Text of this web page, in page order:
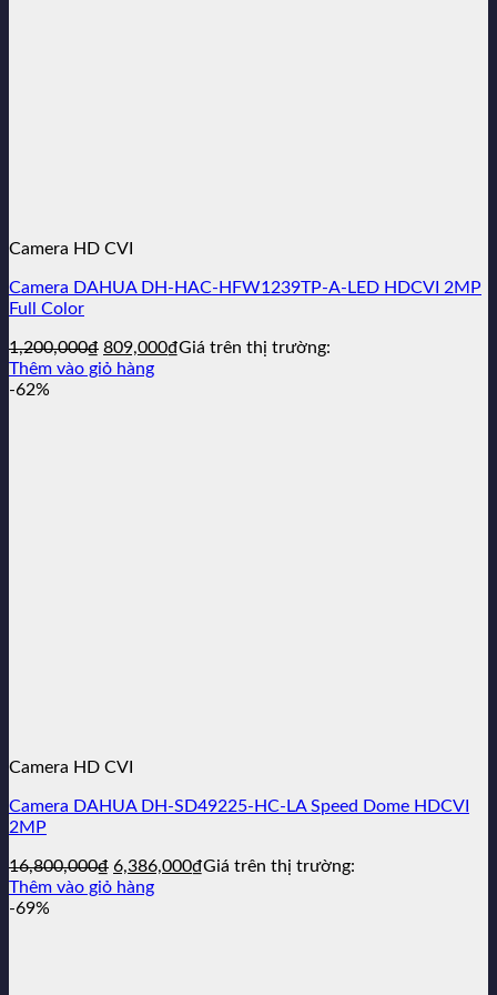
Camera HD CVI
Camera DAHUA DH-HAC-HFW1239TP-A-LED HDCVI 2MP
Full Color
1,200,000₫ Giá
gốc
809,000₫Giá
Giá trên thị trường:
Thêm vào giỏ hàng
-62%
Camera HD CVI
Camera DAHUA DH-SD49225-HC-LA Speed Dome HDCVI
2MP
16,800,000₫ Giá
gốc
6,386,000₫Giá
Giá trên thị trường:
Thêm vào giỏ hàng
-69%